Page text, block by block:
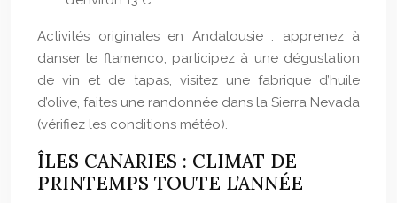
Activités originales en Andalousie : apprenez à
danser le flamenco, participez à une dégustation
de vin et de tapas, visitez une fabrique d’huile
d’olive, faites une randonnée dans la Sierra Nevada
(vérifiez les conditions météo).
ÎLES CANARIES : CLIMAT DE
PRINTEMPS TOUTE L’ANNÉE